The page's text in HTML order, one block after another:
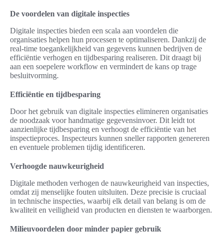
De voordelen van digitale inspecties
Digitale inspecties bieden een scala aan voordelen die
organisaties helpen hun processen te optimaliseren. Dankzij de
real-time toegankelijkheid van gegevens kunnen bedrijven de
efficiëntie verhogen en tijdbesparing realiseren. Dit draagt bij
aan een soepelere workflow en vermindert de kans op trage
besluitvorming.
Efficiëntie en tijdbesparing
Door het gebruik van digitale inspecties elimineren organisaties
de noodzaak voor handmatige gegevensinvoer. Dit leidt tot
aanzienlijke tijdbesparing en verhoogt de efficiëntie van het
inspectieproces. Inspecteurs kunnen sneller rapporten genereren
en eventuele problemen tijdig identificeren.
Verhoogde nauwkeurigheid
Digitale methoden verhogen de nauwkeurigheid van inspecties,
omdat zij menselijke fouten uitsluiten. Deze precisie is cruciaal
in technische inspecties, waarbij elk detail van belang is om de
kwaliteit en veiligheid van producten en diensten te waarborgen.
Milieuvoordelen door minder papier gebruik